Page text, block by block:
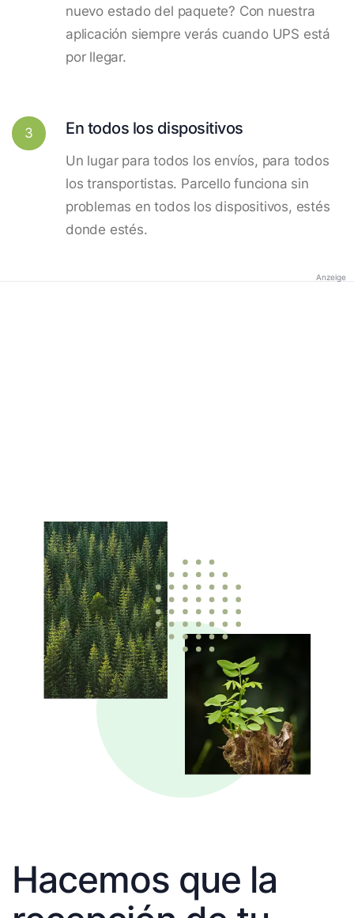
nuevo estado del paquete? Con nuestra
aplicación siempre verás cuando UPS está
por llegar.
3 En todos los dispositivos
Un lugar para todos los envíos, para todos
los transportistas. Parcello funciona sin
problemas en todos los dispositivos, estés
donde estés.
Anzeige
Hacemos que la